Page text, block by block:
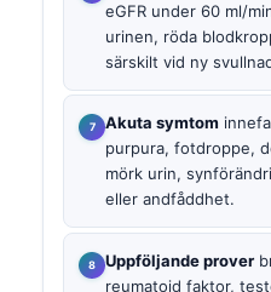
eGFR under 60 ml/
urinen, röda
särskilt vid ny
Akuta symtom
purpura, fotdroppe,
mörk urin,
eller andfåddhet.
Uppföljande prover
reumatoid faktor,